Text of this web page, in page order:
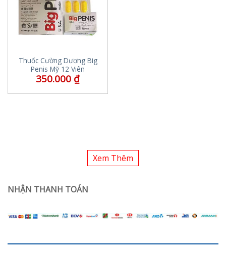
Thuốc Cường Dương Big
Penis Mỹ 12 Viên
350.000 ₫
Xem Thêm
NHẬN THANH TOÁN